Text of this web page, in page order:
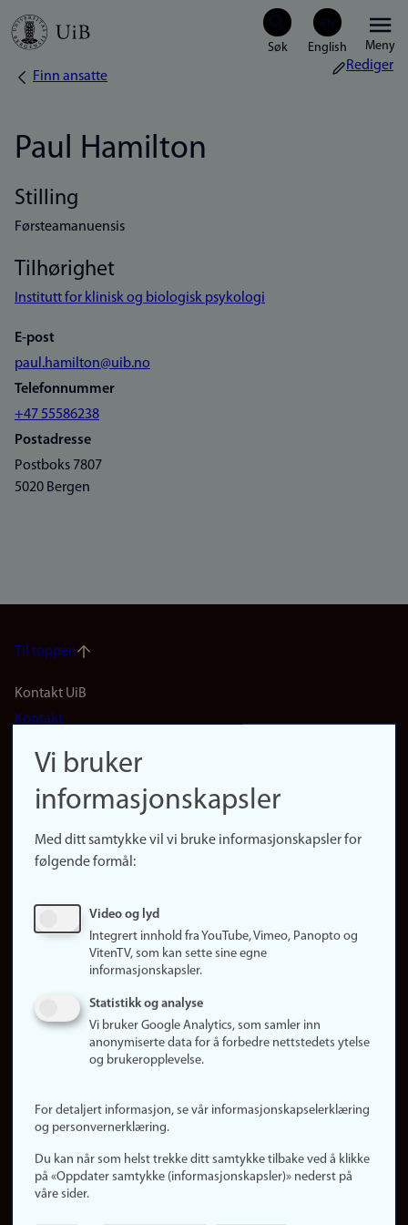
Hopp
Meny
Navigasjonssti
Finn ansatte
Rediger
Paul Hamilton
Stilling
Førsteamanuensis
Tilhørighet
Institutt for klinisk og biologisk psykologi
E-post
paul.hamilton@uib.no
Telefonnummer
+47 55586238
Postadresse
Postboks 7807
5020 Bergen
Til toppen
Footer
(no)
Kontakt UiB
Kontakt
Finn forsker
Presse
Finn studier
Ledige stillinger
Om nettstedet
Informasjonskapsler
Personvern
Logg inn
Vi bruker
informasjonskapsler
Med ditt samtykke vil vi bruke informasjonskapsler for
følgende formål:
Video og lyd
Integrert innhold fra YouTube, Vimeo, Panopto og
VitenTV, som kan sette sine egne
informasjonskapsler.
Statistikk og analyse
Vi bruker Google Analytics, som samler inn
anonymiserte data for å forbedre nettstedets ytelse
og brukeropplevelse.
For detaljert informasjon, se vår informasjonskapselerklæring
og personvernerklæring.
Du kan når som helst trekke ditt samtykke tilbake ved å klikke
på «Oppdater samtykke (informasjonskapsler)» nederst på
våre sider.